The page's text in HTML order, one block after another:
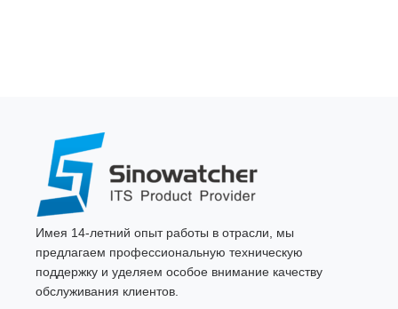
Имея 14-летний опыт работы в отрасли, мы
предлагаем профессиональную техническую
поддержку и уделяем особое внимание качеству
обслуживания клиентов.